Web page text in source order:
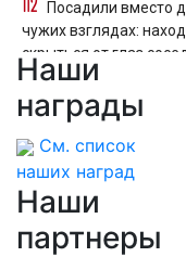
Посадили вместо
чужих взглядах:
скрыться от глаз
столбы, деревья и
Наши
награды
См. список
наших наград
Наши
партнеры